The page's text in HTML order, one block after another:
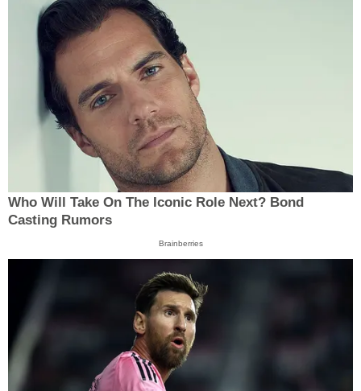
Who Will Take On The Iconic Role Next? Bond
Casting Rumors
Brainberries